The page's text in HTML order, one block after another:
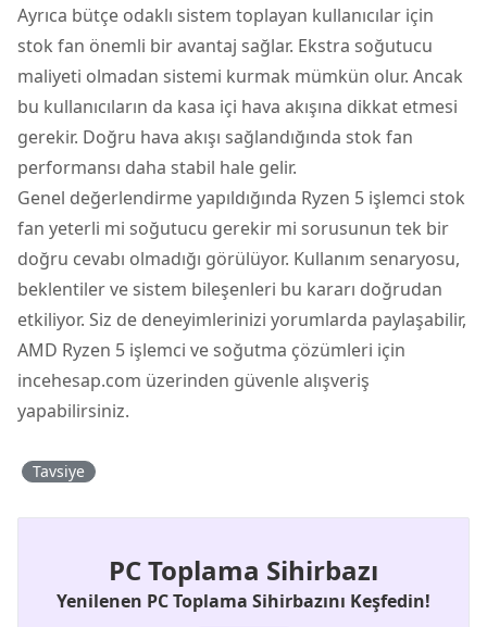
Ayrıca bütçe odaklı sistem toplayan kullanıcılar için
stok fan önemli bir avantaj sağlar. Ekstra soğutucu
maliyeti olmadan sistemi kurmak mümkün olur. Ancak
bu kullanıcıların da kasa içi hava akışına dikkat etmesi
gerekir. Doğru hava akışı sağlandığında stok fan
performansı daha stabil hale gelir.
Genel değerlendirme yapıldığında Ryzen 5 işlemci stok
fan yeterli mi soğutucu gerekir mi sorusunun tek bir
doğru cevabı olmadığı görülüyor. Kullanım senaryosu,
beklentiler ve sistem bileşenleri bu kararı doğrudan
etkiliyor. Siz de deneyimlerinizi yorumlarda paylaşabilir,
AMD Ryzen 5 işlemci ve soğutma çözümleri için
incehesap.com üzerinden güvenle alışveriş
yapabilirsiniz.
Tavsiye
PC Toplama Sihirbazı
Yenilenen PC Toplama Sihirbazını Keşfedin!